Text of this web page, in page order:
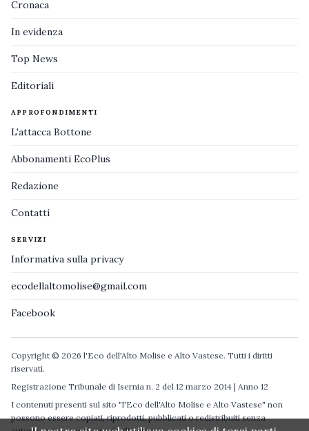
Cronaca
In evidenza
Top News
Editoriali
APPROFONDIMENTI
L'attacca Bottone
Abbonamenti EcoPlus
Redazione
Contatti
SERVIZI
Informativa sulla privacy
ecodellaltomolise@gmail.com
Facebook
Copyright © 2026 l'Eco dell'Alto Molise e Alto Vastese. Tutti i diritti
riservati.
Registrazione Tribunale di Isernia n. 2 del 12 marzo 2014 | Anno 12
I contenuti presenti sul sito "l'Eco dell'Alto Molise e Alto Vastese" non
possono essere copiati, riprodotti, pubblicati o redistribuiti senza